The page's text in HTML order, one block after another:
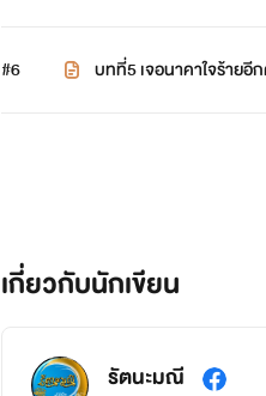
#6 บทที่5 เจอนาคาใจร้ายอี
เกี่ยวกับนักเขียน
รัตนะมณี